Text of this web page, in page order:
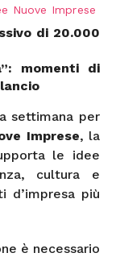
Nuove Imprese
di 20.000
momenti di
settimana per
Imprese, la
le idee
cultura e
d’impresa più
è necessario